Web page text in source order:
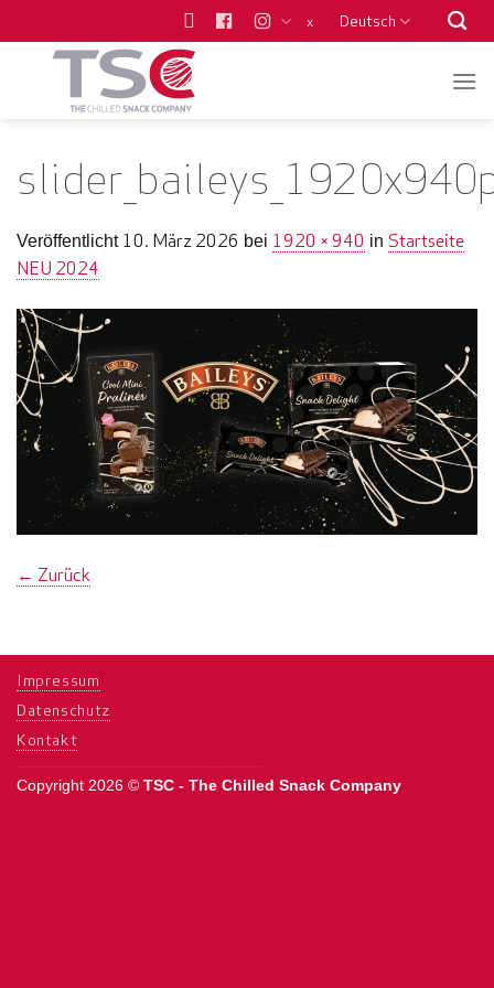
Inhalt
x Deutsch
Veröffentlicht 10. März 2026 bei 1920 × 940 in Startseite
NEU 2024
← Zurück
Impressum
Datenschutz
Kontakt
Copyright 2026 © TSC - The Chilled Snack Company